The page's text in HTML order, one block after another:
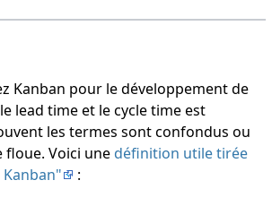
Kanban pour le développement de
lead time et le cycle time est
les termes sont confondus ou
Voici une définition utile tirée
: